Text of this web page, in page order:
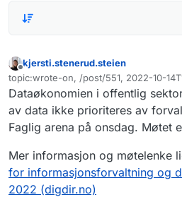
Frakoblet
kjersti.stenerud.steien
topic:wrote-on, /post/551, 2022-10-
Sist endret av
Dataøkonomien i offentlig
av data ikke prioriteres av
Faglig arena på onsdag. Møtet
Mer informasjon og møtelenke
for informasjonsforvaltning og
2022 (digdir.no)